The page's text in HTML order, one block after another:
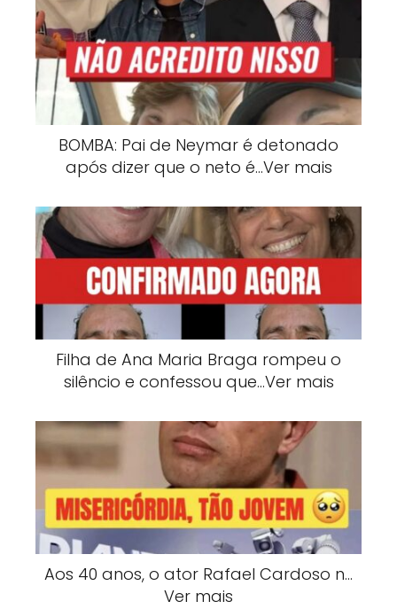
BOMBA: Pai de Neymar é detonado
após dizer que o neto é…Ver mais
Filha de Ana Maria Braga rompeu o
silêncio e confessou que…Ver mais
Aos 40 anos, o ator Rafael Cardoso n…
Ver mais